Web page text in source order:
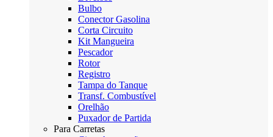
Bulbo
Conector Gasolina
Corta Circuito
Kit Mangueira
Pescador
Rotor
Registro
Tampa do Tanque
Transf. Combustível
Orelhão
Puxador de Partida
Para Carretas